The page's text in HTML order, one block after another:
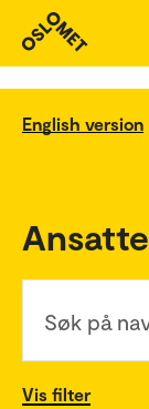
English version
Søk på
Vis filter